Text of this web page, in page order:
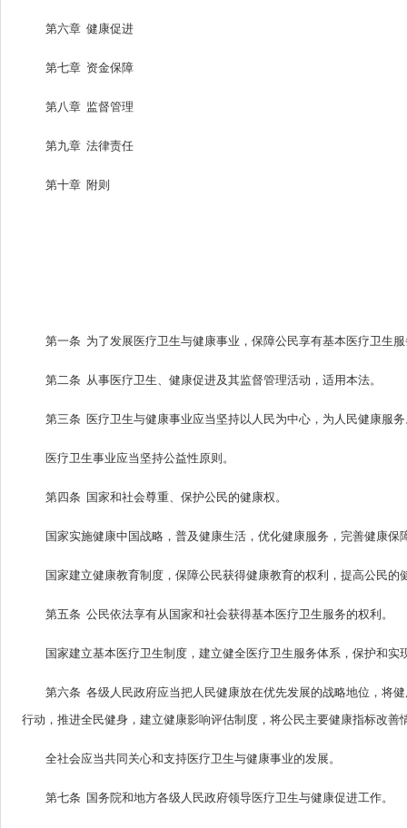
第六章 健康促进
第七章 资金保障
第八章 监督管理
第九章 法律责任
第十章 附则
第一条 为了发展医疗卫生与健康事业，保障公民享有基本医疗卫生
第二条 从事医疗卫生、健康促进及其监督管理活动，适用本法。
第三条 医疗卫生与健康事业应当坚持以人民为中心，为人民健康服
医疗卫生事业应当坚持公益性原则。
第四条 国家和社会尊重、保护公民的健康权。
国家实施健康中国战略，普及健康生活，优化健康服务，完善健康
国家建立健康教育制度，保障公民获得健康教育的权利，提高公民的
第五条 公民依法享有从国家和社会获得基本医疗卫生服务的权利。
国家建立基本医疗卫生制度，建立健全医疗卫生服务体系，保护和实
第六条 各级人民政府应当把人民健康放在优先发展的战略地位，将
行动，推进全民健身，建立健康影响评估制度，将公民主要健康指标改善
全社会应当共同关心和支持医疗卫生与健康事业的发展。
第七条 国务院和地方各级人民政府领导医疗卫生与健康促进工作。